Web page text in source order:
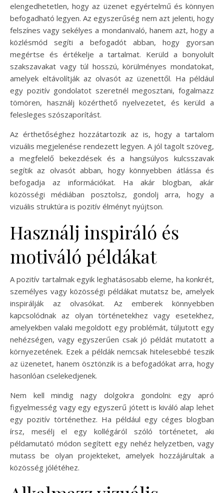
elengedhetetlen, hogy az üzenet egyértelmű és könnyen
befogadható legyen. Az egyszerűség nem azt jelenti, hogy
felszínes vagy sekélyes a mondanivaló, hanem azt, hogy a
közlésmód segíti a befogadót abban, hogy gyorsan
megértse és értékelje a tartalmat. Kerüld a bonyolult
szakszavakat vagy túl hosszú, körülményes mondatokat,
amelyek eltávolítják az olvasót az üzenettől. Ha például
egy pozitív gondolatot szeretnél megosztani, fogalmazz
tömören, használj közérthető nyelvezetet, és kerüld a
felesleges szószaporítást.
Az érthetőséghez hozzátartozik az is, hogy a tartalom
vizuális megjelenése rendezett legyen. A jól tagolt szöveg,
a megfelelő bekezdések és a hangsúlyos kulcsszavak
segítik az olvasót abban, hogy könnyebben átlássa és
befogadja az információkat. Ha akár blogban, akár
közösségi médiában posztolsz, gondolj arra, hogy a
vizuális struktúra is pozitív élményt nyújtson.
Használj inspiráló és
motiváló példákat
A pozitív tartalmak egyik leghatásosabb eleme, ha konkrét,
személyes vagy közösségi példákat mutatsz be, amelyek
inspirálják az olvasókat. Az emberek könnyebben
kapcsolódnak az olyan történetekhez vagy esetekhez,
amelyekben valaki megoldott egy problémát, túljutott egy
nehézségen, vagy egyszerűen csak jó példát mutatott a
környezetének. Ezek a példák nemcsak hitelesebbé teszik
az üzenetet, hanem ösztönzik is a befogadókat arra, hogy
hasonlóan cselekedjenek.
Nem kell mindig nagy dolgokra gondolni: egy apró
figyelmesség vagy egy egyszerű jótett is kiváló alap lehet
egy pozitív történethez. Ha például egy céges blogban
írsz, mesélj el egy kollégáról szóló történetet, aki
példamutató módon segített egy nehéz helyzetben, vagy
mutass be olyan projekteket, amelyek hozzájárultak a
közösség jólétéhez.